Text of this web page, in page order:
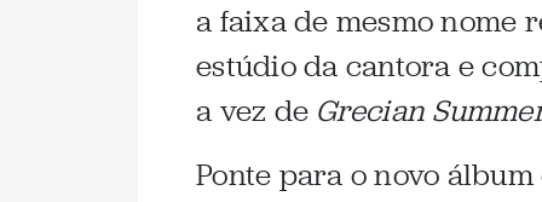
a faixa de mesmo nome
estúdio da cantora e
a vez de Grecian
Ponte para o novo